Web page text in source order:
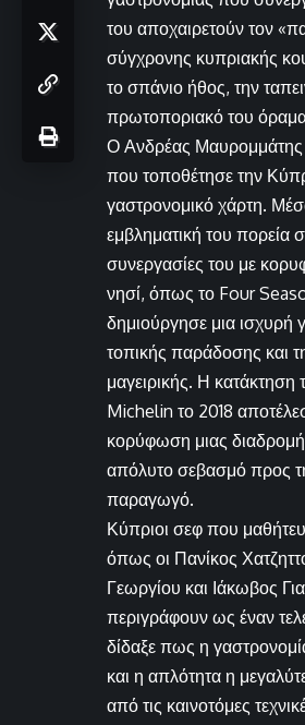
του αποχαιρετούν τον
σύγχρονης κυπριακής
το σπάνιο ήθος, την
πρωτοποριακό του
Ο Ανδρέας
που τοποθέτησε την
γαστρονομικό χάρτη.
εμβληματική του πορεία
συνεργασίες του με
νησί, όπως το Four
δημιούργησε μια ισχυρή
τοπικής παράδοσης και
μαγειρικής. Η κατάκτηση
Michelin το 2018
κορύφωση μιας
απόλυτο σεβασμό προς
παραγωγό.
Κύπριοι σεφ που
όπως οι Πανίκος
Γεωργίου και Ιάκωβος
περιγράφουν ως έναν
δίδαξε πως η
και η απλότητα η
από τις καινοτόμες